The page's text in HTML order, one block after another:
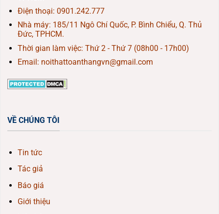
Điện thoại: 0901.242.777
Nhà máy: 185/11 Ngô Chí Quốc, P. Bình Chiểu, Q. Thủ
Đức, TPHCM.
Thời gian làm việc: Thứ 2 - Thứ 7 (08h00 - 17h00)
Email: noithattoanthangvn@gmail.com
VỀ CHÚNG TÔI
Tin tức
Tác giả
Báo giá
Giới thiệu